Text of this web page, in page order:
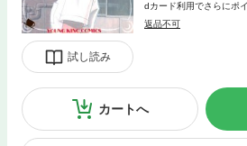
試し読み
dカード利用でさらにポ
返品不可
カートへ